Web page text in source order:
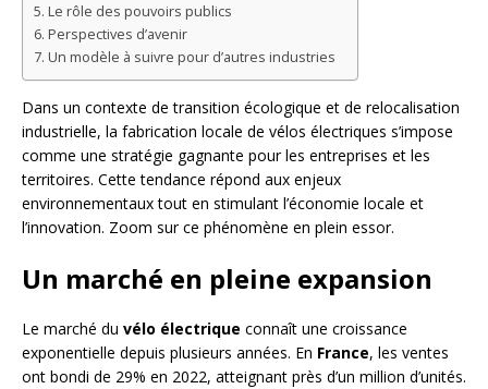
Le rôle des pouvoirs publics
Perspectives d’avenir
Un modèle à suivre pour d’autres industries
Dans un contexte de transition écologique et de relocalisation
industrielle, la fabrication locale de vélos électriques s’impose
comme une stratégie gagnante pour les entreprises et les
territoires. Cette tendance répond aux enjeux
environnementaux tout en stimulant l’économie locale et
l’innovation. Zoom sur ce phénomène en plein essor.
Un marché en pleine expansion
Le marché du vélo électrique connaît une croissance
exponentielle depuis plusieurs années. En France, les ventes
ont bondi de 29% en 2022, atteignant près d’un million d’unités.